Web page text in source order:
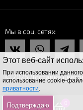
Этот веб-сайт
При использовании
использование cookie-
приватности.
Подтверждаю
Мы в соц. сетях
© 2026 Доставка
0 0